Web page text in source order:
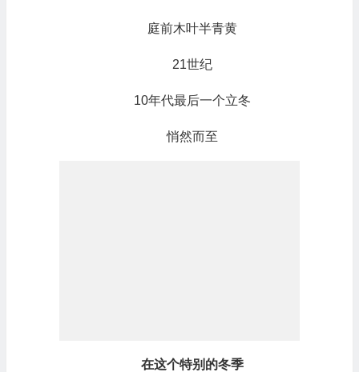
庭前木叶半青黄
21世纪
10年代最后一个立冬
悄然而至
在这个特别的冬季